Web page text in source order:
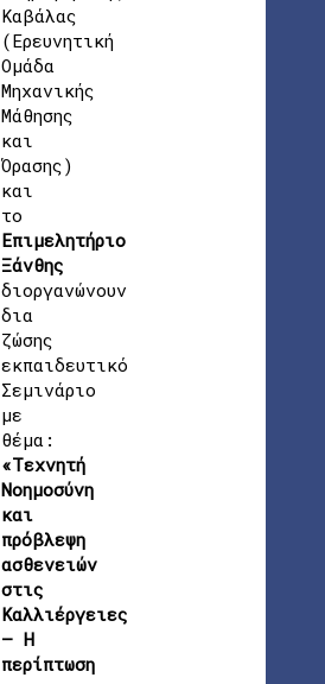
Καβάλας
(Ερευνητική
Ομάδα
Μηχανικής
Μάθησης
και
Όρασης)
και
το
Επιμελητήριο
Ξάνθης
διοργανώνουν
δια
ζώσης
εκπαιδευτικό
Σεμινάριο
με
θέμα:
«Τεχνητή
Νοημοσύνη
και
πρόβλεψη
ασθενειών
στις
Καλλιέργειες
– Η
περίπτωση